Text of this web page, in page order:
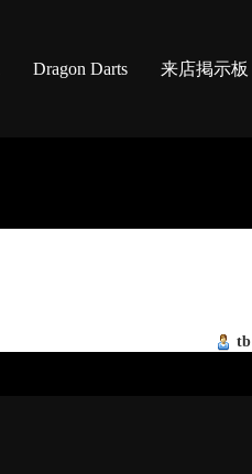
Dragon Darts 来店掲示板
tb